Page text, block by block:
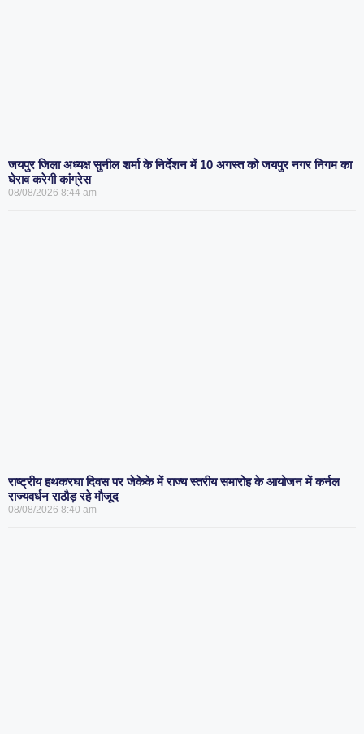
जयपुर जिला अध्यक्ष सुनील शर्मा के निर्देशन में 10 अगस्त को जयपुर नगर निगम का
घेराव करेगी कांग्रेस
08/08/2026 8:44 am
राष्ट्रीय हथकरघा दिवस पर जेकेके में राज्य स्तरीय समारोह के आयोजन में कर्नल
राज्यवर्धन राठौड़ रहे मौजूद
08/08/2026 8:40 am